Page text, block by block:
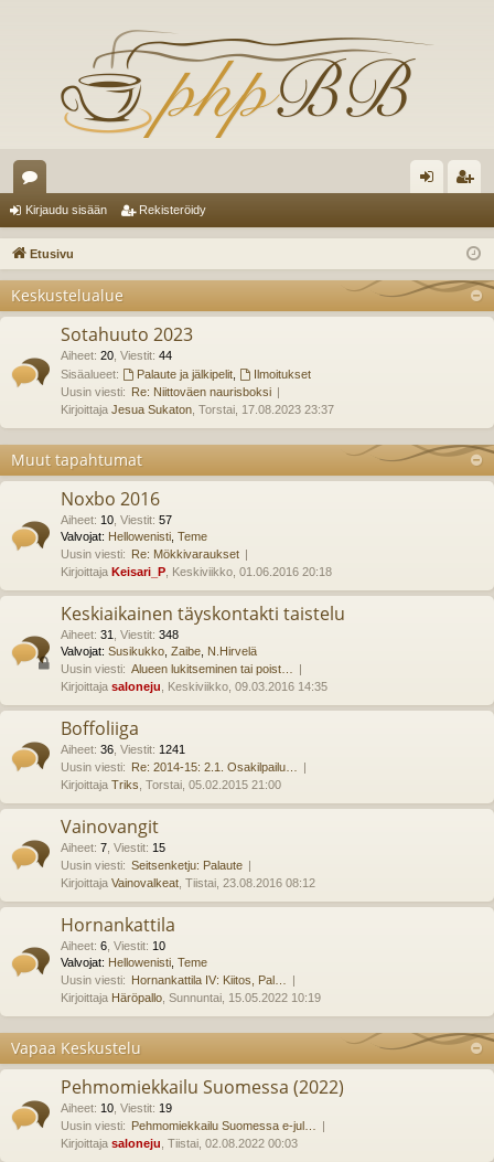
es
ku
el
t
au
si
ist
öi
Kirjaudu sisään Rekisteröidy
Etusivu
Keskustelualue
Sotahuuto 2023
Aiheet: 20 Viestit: 44
Sisäalueet:
Palaute ja jälkipelit,
Ilmoitukset
Uusin viesti: Re: Niittoväen naurisboksi
Kirjoittaja Jesua Sukaton , Torstai, 17.08.2023 23:37
Muut tapahtumat
Noxbo 2016
Aiheet: 10 Viestit: 57
Valvojat: Hellowenisti Teme
Uusin viesti: Re: Mökkivaraukset
Kirjoittaja Keisari_P , Keskiviikko, 01.06.2016 20:18
Keskiaikainen täyskontakti taistelu
Aiheet: 31 Viestit: 348
Valvojat: Susikukko Zaibe N.Hirvelä
Uusin viesti: Alueen lukitseminen tai poist…
Kirjoittaja saloneju , Keskiviikko, 09.03.2016 14:35
Boffoliiga
Aiheet: 36 Viestit: 1241
Uusin viesti: Re: 2014-15: 2.1. Osakilpailu…
Kirjoittaja Triks , Torstai, 05.02.2015 21:00
Vainovangit
Aiheet: 7 Viestit: 15
Uusin viesti: Seitsenketju: Palaute
Kirjoittaja Vainovalkeat , Tiistai, 23.08.2016 08:12
Hornankattila
Aiheet: 6 Viestit: 10
Valvojat: Hellowenisti Teme
Uusin viesti: Hornankattila IV: Kiitos, Pal…
Kirjoittaja Häröpallo , Sunnuntai, 15.05.2022 10:19
Vapaa Keskustelu
Pehmomiekkailu Suomessa (2022)
Aiheet: 10 Viestit: 19
Uusin viesti: Pehmomiekkailu Suomessa e-jul…
Kirjoittaja saloneju , Tiistai, 02.08.2022 00:03